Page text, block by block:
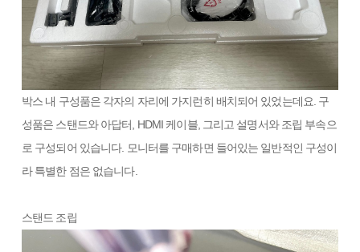
박스 내 구성품은 각자의 자리에 가지런히 배치되어 있었는데요. 구
성품은 스탠드와 아답터, HDMI 케이블, 그리고 설명서와 조립 부속으
로 구성되어 있습니다. 모니터를 구매하면 들어있는 일반적인 구성이
라 특별한 점은 없습니다.
스탠드 조립